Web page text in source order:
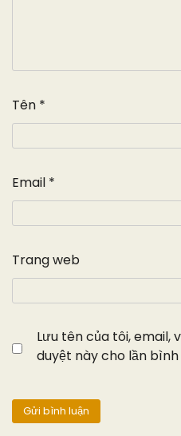
Tên *
Email *
Trang web
Lưu tên của tôi,
duyệt này cho lần